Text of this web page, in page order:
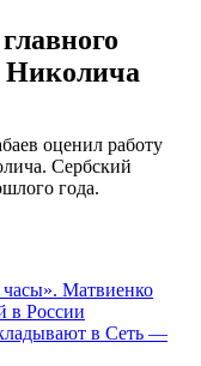
Николича
оценил работу
Сербский
года.
часы». Матвиенко
в России
в Сеть —